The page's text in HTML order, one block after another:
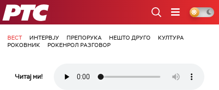
РТС
ВЕСТ ИНТЕРВЈУ ПРЕПОРУКА НЕШТО ДРУГО
КУЛТУРА
РОКОВНИК
РОКЕНРОЛ РАЗГОВОР
Читај ми!